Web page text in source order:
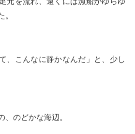
。
、こんなに静かなんだ」と、少し
、のどかな海辺。